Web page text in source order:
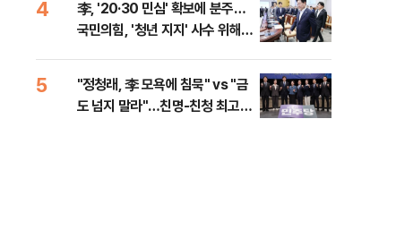
4
李, '20·30 민심' 확보에 분주…
국민의힘, '청년 지지' 사수 위해
5
"정청래, 李 모욕에 침묵" vs "금
도 넘지 말라"…친명-친청 최고위